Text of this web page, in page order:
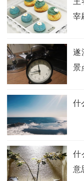
宰
遂
景
什
什
意